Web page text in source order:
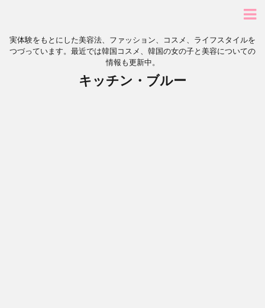
実体験をもとにした美容法、ファッション、コスメ、ライフスタイルを
つづっています。最近では韓国コスメ、韓国の女の子と美容についての
情報も更新中。
キッチン・ブルー